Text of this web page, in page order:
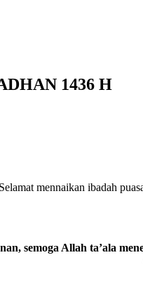
1436 H
semoga Allah ta’ala